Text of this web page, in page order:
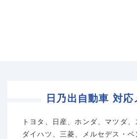
日乃出自動車 対応
トヨタ、日産、ホンダ、マツダ、
ダイハツ、三菱、メルセデス・